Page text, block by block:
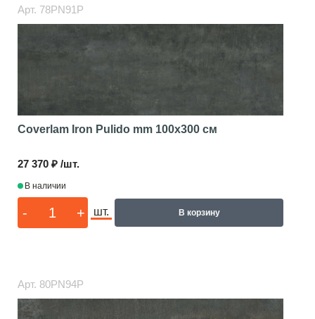
Арт. 78PN91P
Coverlam Iron Pulido mm 100x300 см
27 370 ₽ /шт.
В наличии
- + шт. В корзину
Арт. 80PN94P